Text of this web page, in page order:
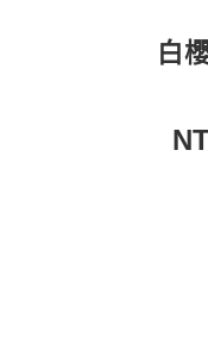
白